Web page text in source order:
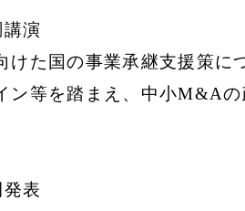
演
けた国の事業承継支援策に
ン等を踏まえ、中小M&A
表